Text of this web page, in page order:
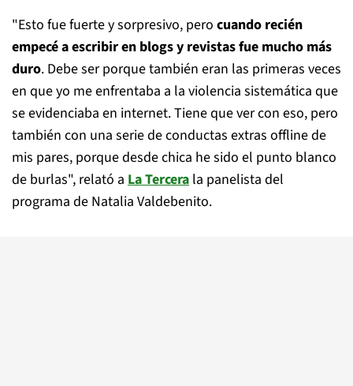
"Esto fue fuerte y sorpresivo, pero cuando recién
empecé a escribir en blogs y revistas fue mucho más
duro. Debe ser porque también eran las primeras veces
en que yo me enfrentaba a la violencia sistemática que
se evidenciaba en internet. Tiene que ver con eso, pero
también con una serie de conductas extras offline de
mis pares, porque desde chica he sido el punto blanco
de burlas", relató a La Tercera la panelista del
programa de Natalia Valdebenito.